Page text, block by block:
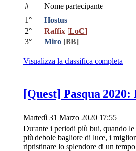
#
Nome partecipante
1°
Hostus
2°
Raffix [LoC]
3°
Miro [BB]
Visualizza la classifica completa
[Quest] Pasqua
Martedì 31 Marzo 2020 17:55
Durante i periodi più bui, quando le
più debole bagliore di luce, i
ripristinare lo splendore di un